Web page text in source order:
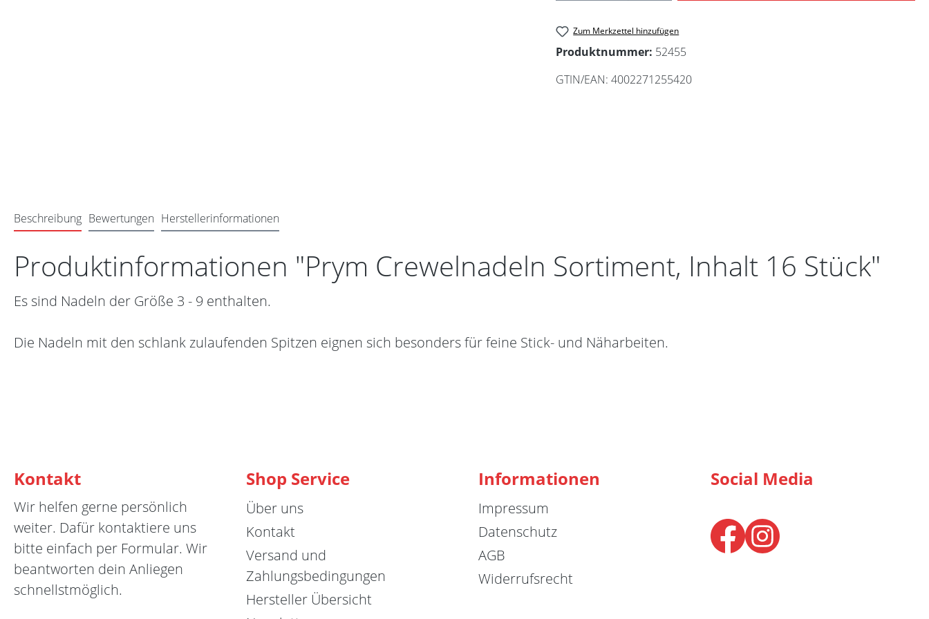
Zum Merkzettel hinzufügen
Produktnummer: 52455
GTIN/EAN: 4002271255420
Beschreibung Bewertungen Herstellerinformationen
Produktinformationen "Prym Crewelnadeln Sortiment, Inhalt 16 Stück"
Es sind Nadeln der Größe 3 - 9 enthalten.
Die Nadeln mit den schlank zulaufenden Spitzen eignen sich besonders für feine Stick- und Näharbeiten.
Kontakt
Wir helfen gerne persönlich
weiter. Dafür kontaktiere uns
bitte einfach per Formular. Wir
beantworten dein Anliegen
schnellstmöglich.
Shop Service
Über uns
Kontakt
Versand und
Zahlungsbedingungen
Hersteller Übersicht
Informationen
Impressum
Datenschutz
AGB
Widerrufsrecht
Social Media